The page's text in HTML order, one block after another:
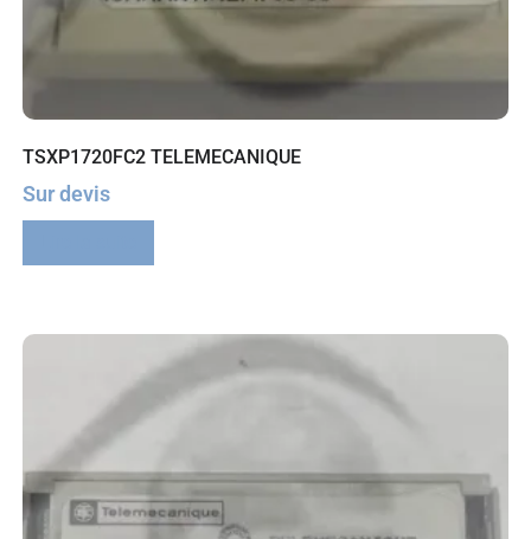
TSXP1720FC2 TELEMECANIQUE
Sur devis